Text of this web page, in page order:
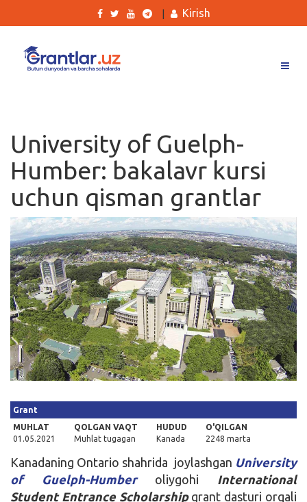
Ishlar
Kurslar
Blog
Yana
Qidirish
Kirish
Kirish
University of Guelph-
Humber: bakalavr kursi
uchun qisman grantlar
Grant
MUHLAT
01.05.2021
QOLGAN VAQT
Muhlat tugagan
HUDUD
Kanada
O'QILGAN
2248 marta
Kanadaning Ontario shahrida joylashgan University
of Guelph-Humberoliygohi International
Student Entrance Scholarshipgrant dasturi orqali